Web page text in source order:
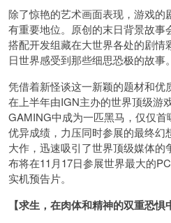
除了惊艳的艺术画面表现，游戏的
有重要地位。原创的末日背景故事
搭配开发组藏在大世界各处的剧情
日世界感受到那些细思恐极的故事。
凭借着新怪谈这一新颖的题材和优
在上半年由IGN主办的世界顶级游
GAMING中成为一匹黑马，仅仅
优异成绩，力压同时参展的最终幻
大作，迅速吸引了世界顶级媒体的
布将在11月17日参展世界最大的
实机预告片。
【求生，在肉体和精神的双重恐惧